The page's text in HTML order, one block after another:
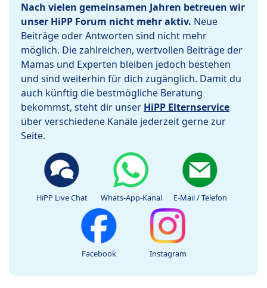
Nach vielen gemeinsamen Jahren betreuen wir
unser HiPP Forum nicht mehr aktiv. Neue
Beiträge oder Antworten sind nicht mehr
möglich. Die zahlreichen, wertvollen Beiträge der
Mamas und Experten bleiben jedoch bestehen
und sind weiterhin für dich zugänglich. Damit du
auch künftig die bestmögliche Beratung
bekommst, steht dir unser HiPP Elternservice
über verschiedene Kanäle jederzeit gerne zur
Seite.
HiPP Live Chat Whats-App-Kanal E-Mail / Telefon
Facebook Instagram